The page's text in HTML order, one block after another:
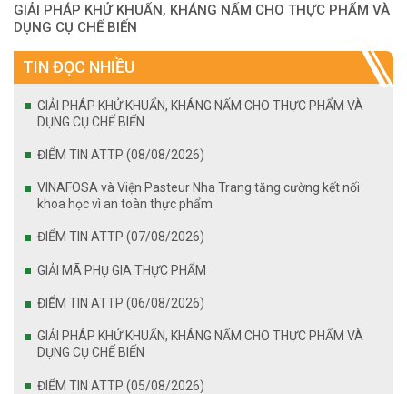
GIẢI PHÁP KHỬ KHUẨN, KHÁNG NẤM CHO THỰC PHẨM VÀ
DỤNG CỤ CHẾ BIẾN
TIN ĐỌC NHIỀU
GIẢI PHÁP KHỬ KHUẨN, KHÁNG NẤM CHO THỰC PHẨM VÀ
DỤNG CỤ CHẾ BIẾN
ĐIỂM TIN ATTP (08/08/2026)
VINAFOSA và Viện Pasteur Nha Trang tăng cường kết nối
khoa học vì an toàn thực phẩm
ĐIỂM TIN ATTP (07/08/2026)
GIẢI MÃ PHỤ GIA THỰC PHẨM
ĐIỂM TIN ATTP (06/08/2026)
GIẢI PHÁP KHỬ KHUẨN, KHÁNG NẤM CHO THỰC PHẨM VÀ
DỤNG CỤ CHẾ BIẾN
ĐIỂM TIN ATTP (05/08/2026)